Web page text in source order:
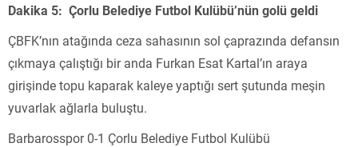
Dakika 5: Çorlu Belediye Futbol Kulübü’nün golü geldi
ÇBFK’nın atağında ceza sahasının sol çaprazında defansın
çıkmaya çalıştığı bir anda Furkan Esat Kartal’ın araya
girişinde topu kaparak kaleye yaptığı sert şutunda meşin
yuvarlak ağlarla buluştu.
Barbarosspor 0-1 Çorlu Belediye Futbol Kulübü